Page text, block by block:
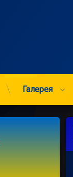
Галерея